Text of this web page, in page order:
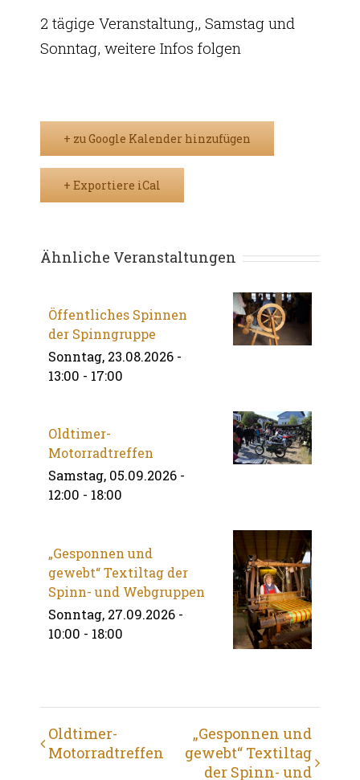
2 tägige Veranstaltung,, Samstag und
Sonntag, weitere Infos folgen
+ zu Google Kalender hinzufügen
+ Exportiere iCal
Ähnliche Veranstaltungen
Öffentliches Spinnen
der Spinngruppe
Sonntag, 23.08.2026 -
13:00 - 17:00
Oldtimer-
Motorradtreffen
Samstag, 05.09.2026 -
12:00 - 18:00
„Gesponnen und
gewebt“ Textiltag der
Spinn- und Webgruppen
Sonntag, 27.09.2026 -
10:00 - 18:00
Veranstaltung
Navigation
Oldtimer-
Motorradtreffen
„Gesponnen und
gewebt“ Textiltag
der Spinn- und